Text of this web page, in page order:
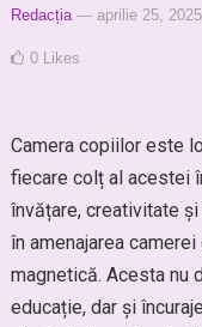
Redacția — aprilie 25, 2025
0 Likes
Camera copiilor este
fiecare colț al acestei
învățare, creativitate
în amenajarea
magnetică. Acesta nu
educație, dar și